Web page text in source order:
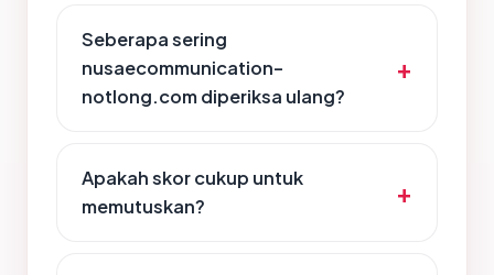
Seberapa sering
nusaecommunication-
notlong.com diperiksa ulang?
Apakah skor cukup untuk
memutuskan?